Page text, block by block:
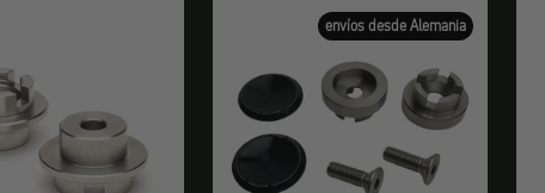
envíos desde Alemania